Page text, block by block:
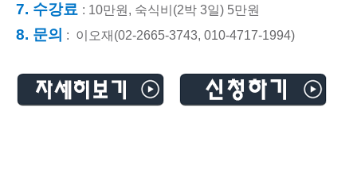
7. 수강료 : 10만원, 숙식비(2박 3일) 5만원
8. 문의 : 이오재(02-2665-3743, 010-4717-1994)